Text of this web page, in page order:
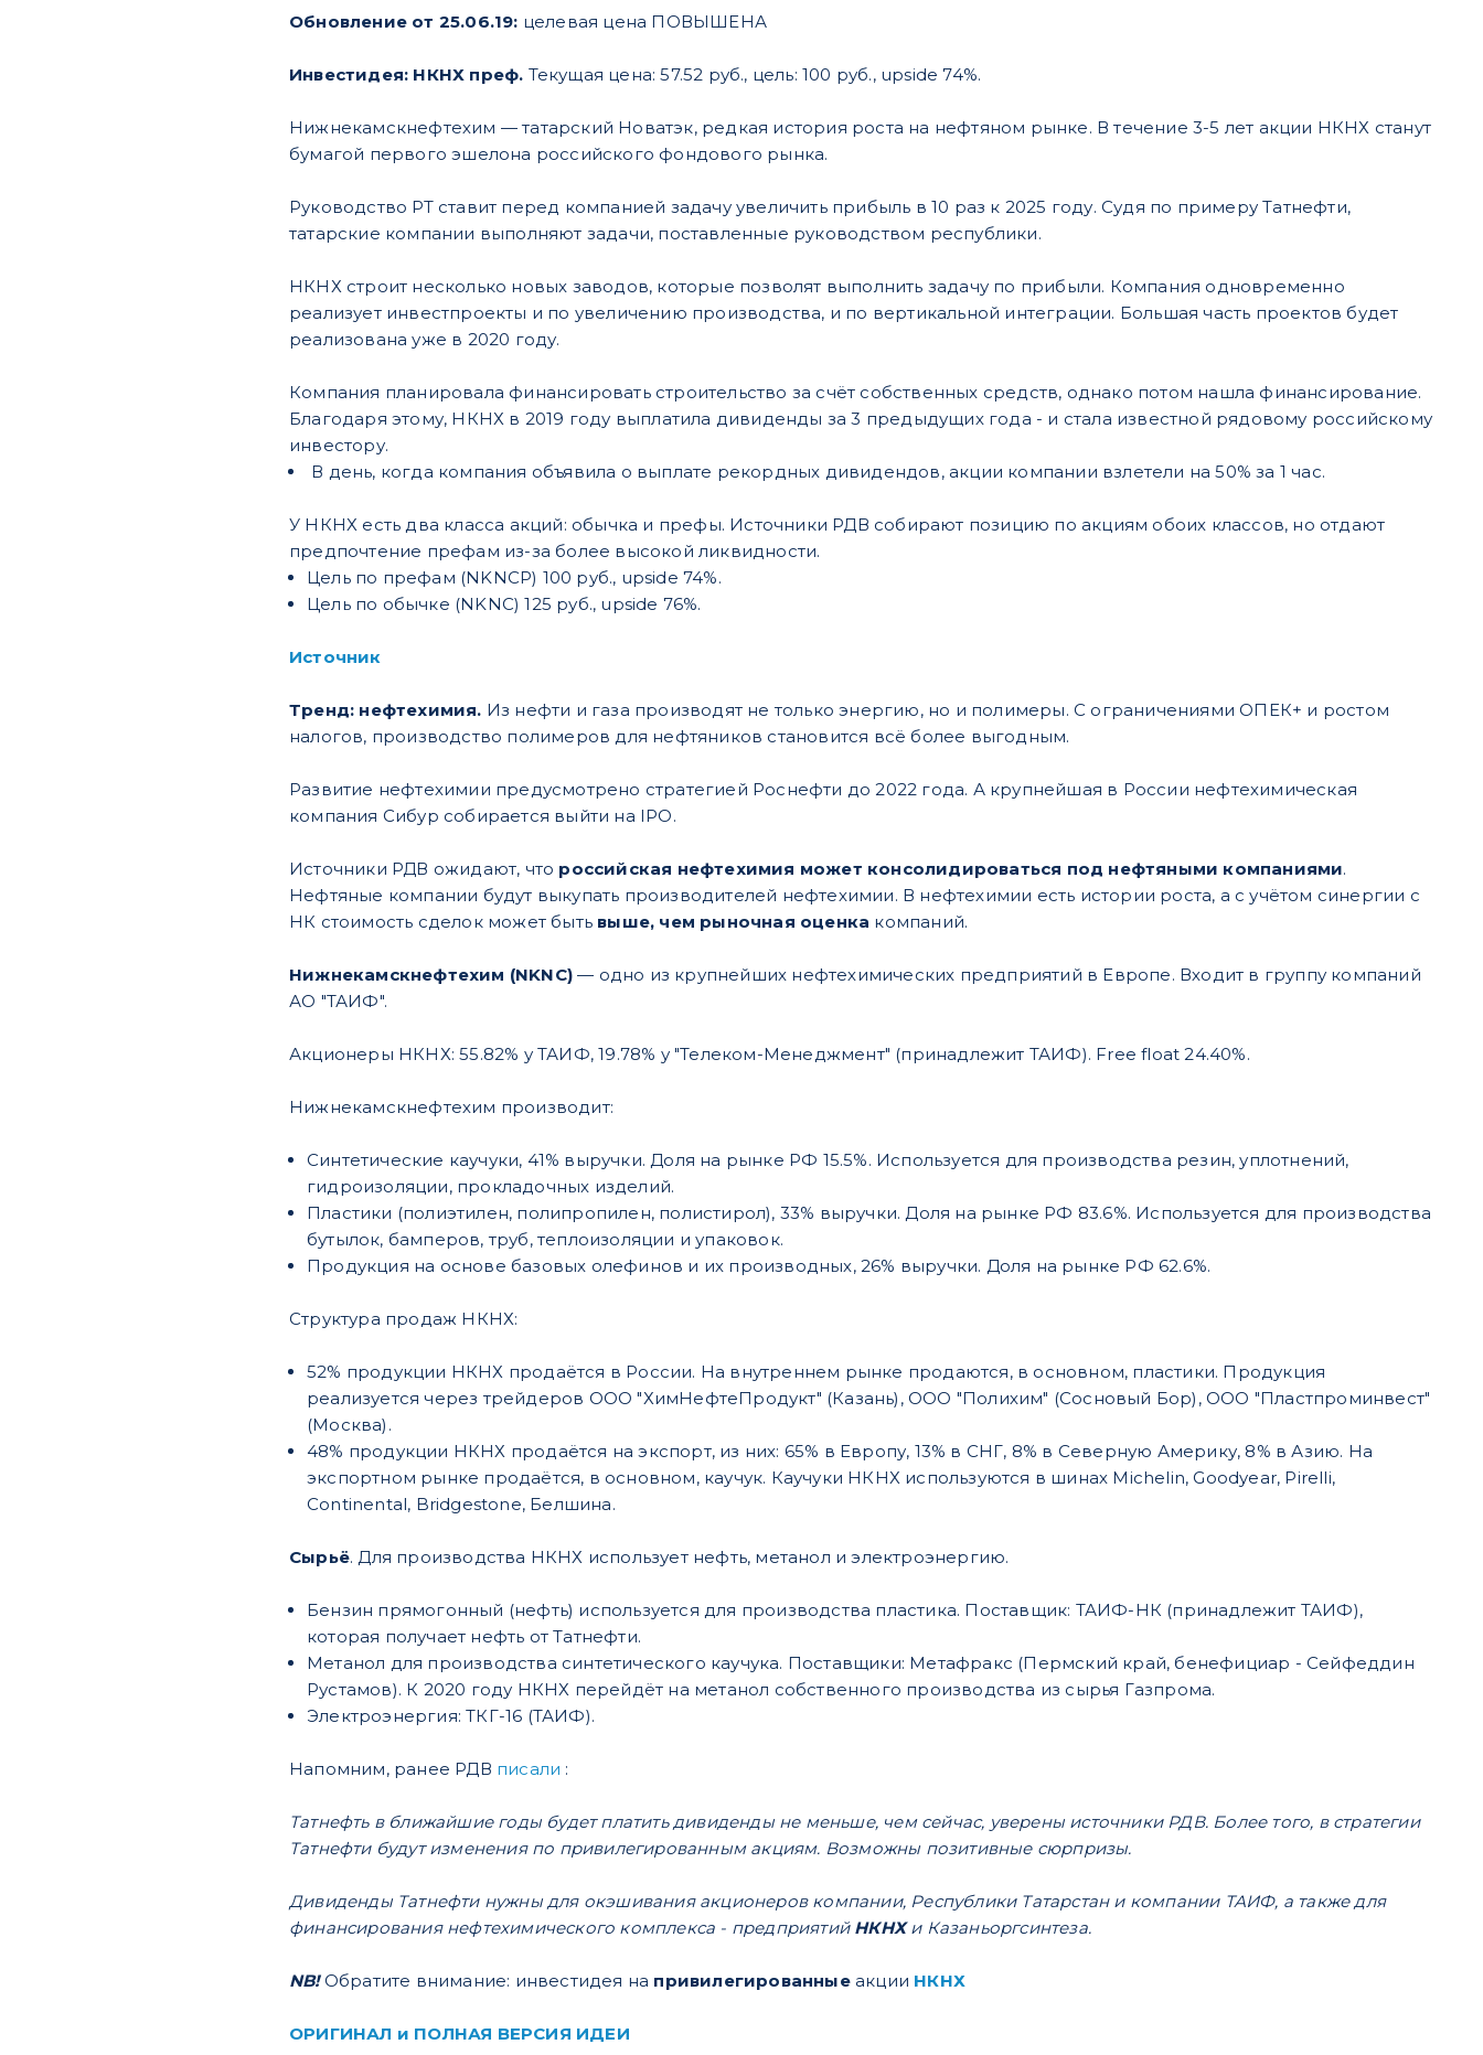
Обновление от 25.06.19: целевая цена ПОВЫШЕНА
Инвестидея: НКНХ преф. Текущая цена: 57.52 руб., цель: 100 руб., upside 74%.
Нижнекамскнефтехим — татарский Новатэк, редкая история роста на нефтяном рынке. В течение 3-5 лет акции НКНХ станут
бумагой первого эшелона российского фондового рынка.
Руководство РТ ставит перед компанией задачу увеличить прибыль в 10 раз к 2025 году. Судя по примеру Татнефти,
татарские компании выполняют задачи, поставленные руководством республики.
НКНХ строит несколько новых заводов, которые позволят выполнить задачу по прибыли. Компания одновременно
реализует инвестпроекты и по увеличению производства, и по вертикальной интеграции. Большая часть проектов будет
реализована уже в 2020 году.
Компания планировала финансировать строительство за счёт собственных средств, однако потом нашла финансирование.
Благодаря этому, НКНХ в 2019 году выплатила дивиденды за 3 предыдущих года - и стала известной рядовому российскому
инвестору.
В день, когда компания объявила о выплате рекордных дивидендов, акции компании взлетели на 50% за 1 час.
У НКНХ есть два класса акций: обычка и префы. Источники РДВ собирают позицию по акциям обоих классов, но отдают
предпочтение префам из-за более высокой ликвидности.
Цель по префам (NKNCP) 100 руб., upside 74%.
Цель по обычке (NKNC) 125 руб., upside 76%.
Источник
Тренд: нефтехимия. Из нефти и газа производят не только энергию, но и полимеры. С ограничениями ОПЕК+ и ростом
налогов, производство полимеров для нефтяников становится всё более выгодным.
Развитие нефтехимии предусмотрено стратегией Роснефти до 2022 года. А крупнейшая в России нефтехимическая
компания Сибур собирается выйти на IPO.
Источники РДВ ожидают, что российская нефтехимия может консолидироваться под нефтяными компаниями.
Нефтяные компании будут выкупать производителей нефтехимии. В нефтехимии есть истории роста, а с учётом синергии с
НК стоимость сделок может быть выше, чем рыночная оценка компаний.
Нижнекамскнефтехим (NKNC) — одно из крупнейших нефтехимических предприятий в Европе. Входит в группу компаний
АО "ТАИФ".
Акционеры НКНХ: 55.82% у ТАИФ, 19.78% у "Телеком-Менеджмент" (принадлежит ТАИФ). Free float 24.40%.
Нижнекамскнефтехим производит:
Синтетические каучуки, 41% выручки. Доля на рынке РФ 15.5%. Используется для производства резин, уплотнений,
гидроизоляции, прокладочных изделий.
Пластики (полиэтилен, полипропилен, полистирол), 33% выручки. Доля на рынке РФ 83.6%. Используется для производства
бутылок, бамперов, труб, теплоизоляции и упаковок.
Продукция на основе базовых олефинов и их производных, 26% выручки. Доля на рынке РФ 62.6%.
Структура продаж НКНХ:
52% продукции НКНХ продаётся в России. На внутреннем рынке продаются, в основном, пластики. Продукция
реализуется через трейдеров ООО "ХимНефтеПродукт" (Казань), ООО "Полихим" (Сосновый Бор), ООО "Пластпроминвест"
(Москва).
48% продукции НКНХ продаётся на экспорт, из них: 65% в Европу, 13% в СНГ, 8% в Северную Америку, 8% в Азию. На
экспортном рынке продаётся, в основном, каучук. Каучуки НКНХ используются в шинах Michelin, Goodyear, Pirelli,
Continental, Bridgestone, Белшина.
Сырьё. Для производства НКНХ использует нефть, метанол и электроэнергию.
Бензин прямогонный (нефть) используется для производства пластика. Поставщик: ТАИФ-НК (принадлежит ТАИФ),
которая получает нефть от Татнефти.
Метанол для производства синтетического каучука. Поставщики: Метафракс (Пермский край, бенефициар - Сейфеддин
Рустамов). К 2020 году НКНХ перейдёт на метанол собственного производства из сырья Газпрома.
Электроэнергия: ТКГ-16 (ТАИФ).
Напомним, ранее РДВ писали :
Татнефть в ближайшие годы будет платить дивиденды не меньше, чем сейчас, уверены источники РДВ. Более того, в стратегии
Татнефти будут изменения по привилегированным акциям. Возможны позитивные сюрпризы.
Дивиденды Татнефти нужны для окэшивания акционеров компании, Республики Татарстан и компании ТАИФ, а также для
финансирования нефтехимического комплекса - предприятийНКНХи Казаньоргсинтеза.
NB!Обратите внимание: инвестидея на привилегированныеакции НКНХ
ОРИГИНАЛ и ПОЛНАЯ ВЕРСИЯ ИДЕИ